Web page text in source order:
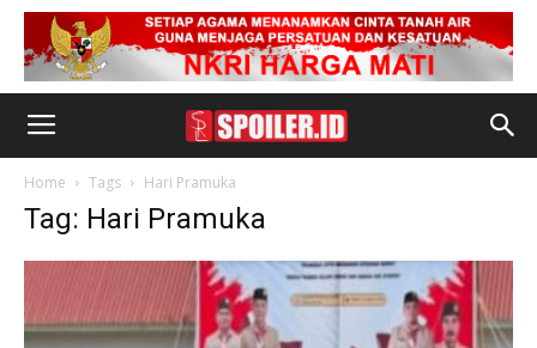
Home Tags Hari Pramuka
Tag: Hari Pramuka